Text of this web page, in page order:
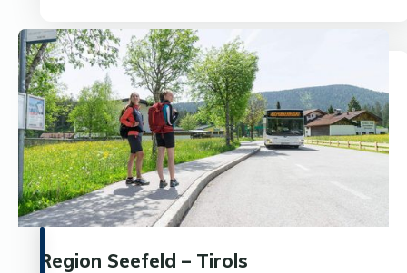
Region Seefeld – Tirols